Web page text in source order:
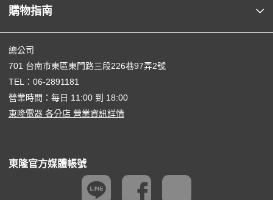
購物指南
總公司
701 台南市東區東門路三段226巷97弄2號
TEL： 06-2891181
營業時間：每日 11:00 到 18:00
東隆電器 各分店 營業資訊詳情
東隆官方媒體帳號